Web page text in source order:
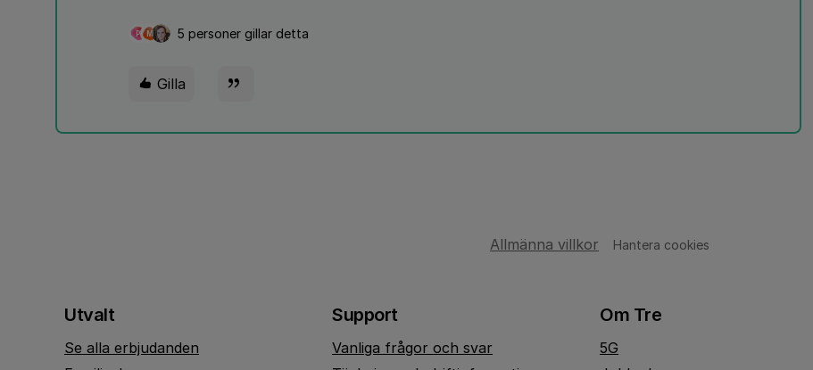
P M 5 personer gillar detta
Gilla
Allmänna villkor Hantera cookies
Utvalt
Se alla erbjudanden
Support
Vanliga frågor och svar
Om Tre
5G